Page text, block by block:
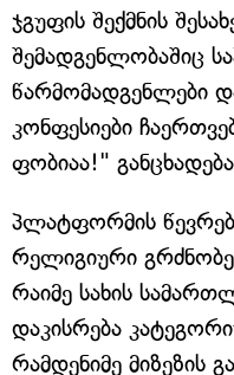
ჯგუფის შექმნის
შემადგენლობაშიც
წარმომადგენლები
კონფესიები
ფობიაა!"
პლატფორმის
რელიგიური
რაიმე სახის
დაკისრება
რამდენიმე მიზეზის